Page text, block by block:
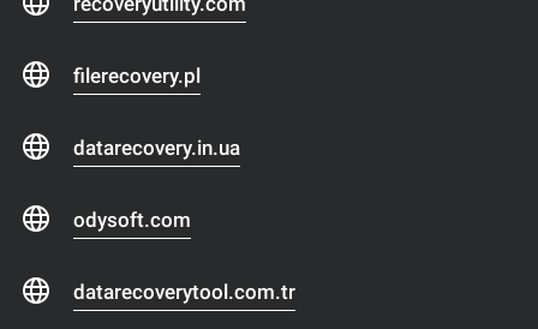
filerecovery.pl
datarecovery.in.ua
odysoft.com
datarecoverytool.com.tr